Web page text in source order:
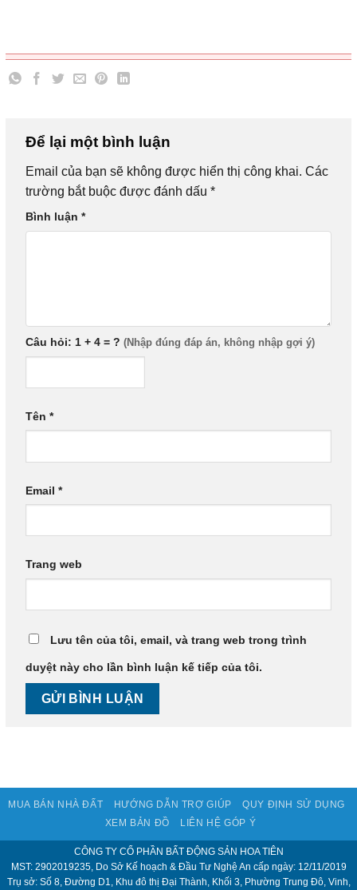
Để lại một bình luận
Email của bạn sẽ không được hiển thị công khai. Các
trường bắt buộc được đánh dấu *
Bình luận *
Câu hỏi: 1 + 4 = ?
Tên *
Email *
Trang web
Lưu tên của tôi, email, và trang web trong trình
duyệt này cho lần bình luận kế tiếp của tôi.
MUA BÁN NHÀ ĐẤT HƯỚNG DẪN TRỢ GIÚP
QUY ĐỊNH SỬ DỤNG
XEM BẢN ĐỒ
LIÊN HỆ GÓP Ý
CÔNG TY CỔ PHẦN BẤT ĐỘNG SẢN HOA TIÊN
MST: 2902019235, Do Sở Kế hoạch & Đầu Tư Nghệ An cấp ngày: 12/11/2019
Trụ sở: Số 8, Đường D1, Khu đô thị Đại Thành, Khối 3, Phường Trung Đô, Vinh,